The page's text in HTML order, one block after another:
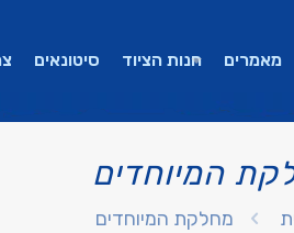
מאמרים חנות הציוד סיטונאים
המיוחדים
מחלקת המיוחדים